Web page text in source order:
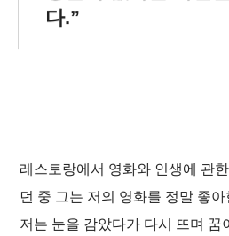
다.
레스토랑에서 영화와 인생에 관
던 중 그는 저의 영화를 정말 좋
저는 눈을 감았다가 다시 뜨며 꿈